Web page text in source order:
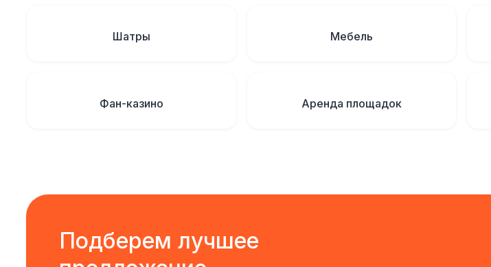
Шатры Мебель
Фан-казино Аренда площадок
Подберем лучшее